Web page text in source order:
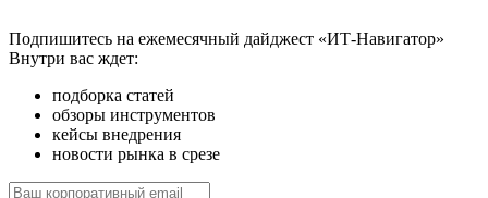
Подпишитесь на ежемесячный дайджест «ИТ-Навигатор»
Внутри вас ждет:
подборка статей
обзоры инструментов
кейсы внедрения
новости рынка в срезе